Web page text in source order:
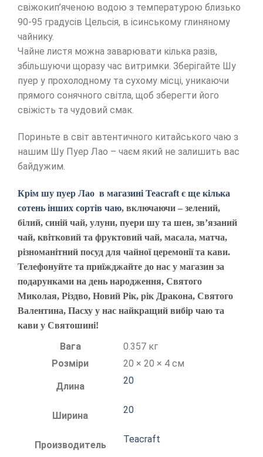
свіжокип’яченою водою з температурою близько
90-95 градусів Цельсія, в ісинському глиняному
чайнику.
Чайне листя можна заварювати кілька разів,
збільшуючи щоразу час витримки. Зберігайте Шу
пуер у прохолодному та сухому місці, уникаючи
прямого сонячного світла, щоб зберегти його
свіжість та чудовий смак.
Пориньте в світ автентичного китайського чаю з
нашим Шу Пуер Лао – чаєм який не залишить вас
байдужим.
Крім шу пуер Лао в магазині Teacraft є ще кілька
сотень інших сортів чаю, включаючи – зелений,
білий, синій чай, улуни, пуери шу та шен, зв’язаний
чай, квітковий та фруктовий чай, масала, матча,
різноманітний посуд для чайної церемонії та кави.
Телефонуйте та приїжджайте до нас у магазин за
подарунками на день народження, Святого
Миколая, Різдво, Новий Рік, рік Дракона, Святого
Валентина, Пасху у нас найкращий вибір чаю та
кави у Святошині!
Вага
0.357 кг
Розміри
20 × 20 × 4 см
Длина
20
Ширина
20
Производитель
Teacraft